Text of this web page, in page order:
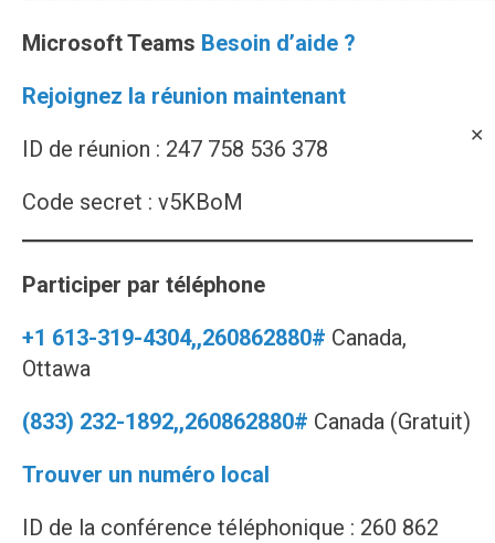
✕
Microsoft Teams Besoin d’aide ?
Rejoignez la réunion maintenant
ID de réunion : 247 758 536 378
Code secret : v5KBoM
Participer par téléphone
+1 613-319-4304,,260862880# Canada,
Ottawa
(833) 232-1892,,260862880# Canada (Gratuit)
Trouver un numéro local
ID de la conférence téléphonique : 260 862